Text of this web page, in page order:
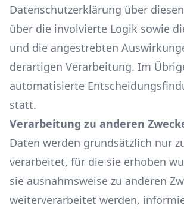
Datenschutzerklärung über
über die involvierte Logik sowie
und die angestrebten
derartigen Verarbeitung. Im
automatisierte
statt.
Verarbeitung zu anderen
Daten werden grundsätzlich nur
verarbeitet, für die sie erhoben
sie ausnahmsweise zu anderen
weiterverarbeitet werden,